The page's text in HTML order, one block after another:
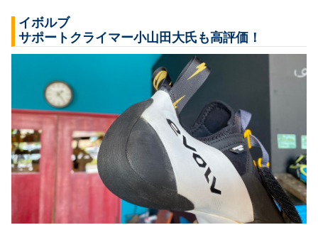
イボルブ
サポートクライマー小山田大氏も高評価！